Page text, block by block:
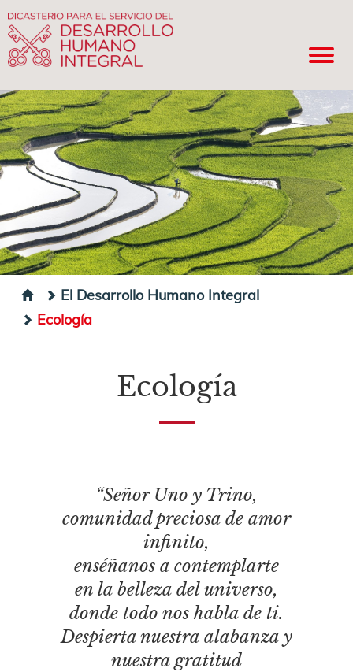
El Desarrollo Humano Integral
Ecología
Ecología
“Señor Uno y Trino,
comunidad preciosa de amor
infinito,
enséñanos a contemplarte
en la belleza del universo,
donde todo nos habla de ti.
Despierta nuestra alabanza y
nuestra gratitud